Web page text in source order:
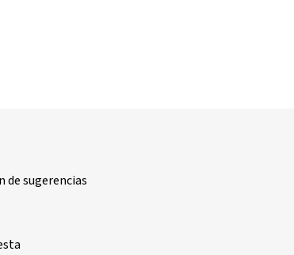
de sugerencias